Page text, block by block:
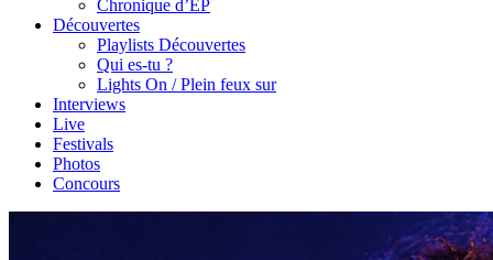
Chronique d’EP
Découvertes
Playlists Découvertes
Qui es-tu ?
Lights On / Plein feux sur
Interviews
Live
Festivals
Photos
Concours